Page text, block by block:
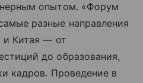
опытом. «Форум
разные направления
и Китая — от
до образования,
кадров. Проведение в